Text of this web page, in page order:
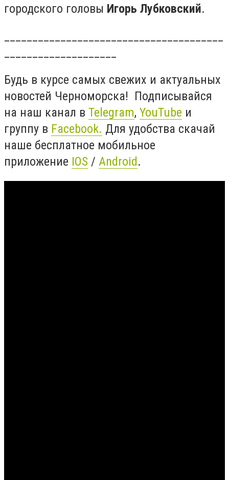
городского головы Игорь Лубковский.
Будь в курсе самых свежих и актуальных
новостей Черноморска! Подписывайся
на наш канал в Telegram, YouTube и
группу в Facebook. Для удобства скачай
наше бесплатное мобильное
приложение IOS / Android.